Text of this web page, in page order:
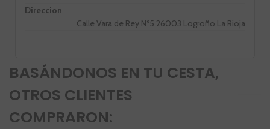
Direccion
Calle Vara de Rey Nº5 26003 Logroño La Rioja
BASÁNDONOS EN TU CESTA,
OTROS CLIENTES
COMPRARON: